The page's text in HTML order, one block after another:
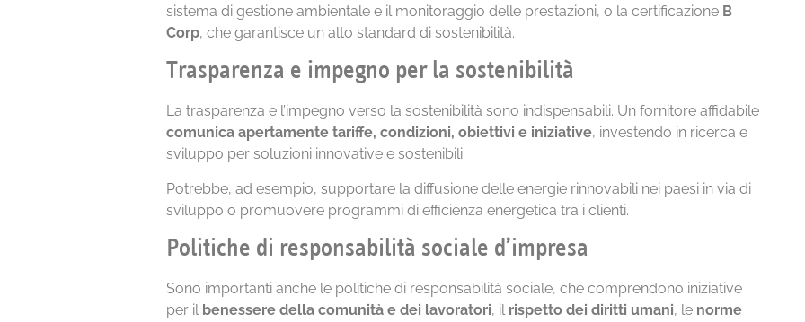
sistema di gestione ambientale e il monitoraggio delle prestazioni, o la certificazione B
Corp, che garantisce un alto standard di sostenibilità.
Trasparenza e impegno per la sostenibilità
La trasparenza e l’impegno verso la sostenibilità sono indispensabili. Un fornitore affidabile
comunica apertamente tariffe, condizioni, obiettivi e iniziative, investendo in ricerca e
sviluppo per soluzioni innovative e sostenibili.
Potrebbe, ad esempio, supportare la diffusione delle energie rinnovabili nei paesi in via di
sviluppo o promuovere programmi di efficienza energetica tra i clienti.
Politiche di responsabilità sociale d’impresa
Sono importanti anche le politiche di responsabilità sociale, che comprendono iniziative
per il benessere della comunità e dei lavoratori, il rispetto dei diritti umani, le norme